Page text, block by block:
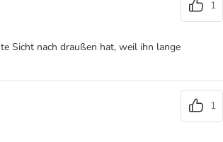
1
Sicht nach draußen hat, weil ihn lange
1